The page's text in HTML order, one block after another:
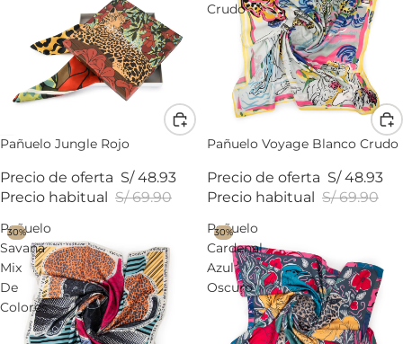
Pañuelo Jungle Rojo
Precio de oferta S/ 48.93
Precio habitual S/ 69.90
Crudo
Pañuelo Voyage Blanco Crudo
Precio de oferta S/ 48.93
Precio habitual S/ 69.90
Pañuelo
Savana
Mix
De
Colores
30%
Pañuelo
Cardenal
Azul
Oscuro
30%